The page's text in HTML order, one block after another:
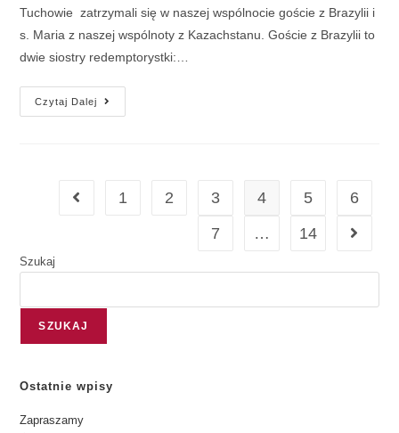
Tuchowie zatrzymali się w naszej wspólnocie goście z Brazylii i
s. Maria z naszej wspólnoty z Kazachstanu. Goście z Brazylii to
dwie siostry redemptorystki:…
Czytaj Dalej
1 2 3 4 5
6
7
… 14
Szukaj
SZUKAJ
Ostatnie wpisy
Zapraszamy